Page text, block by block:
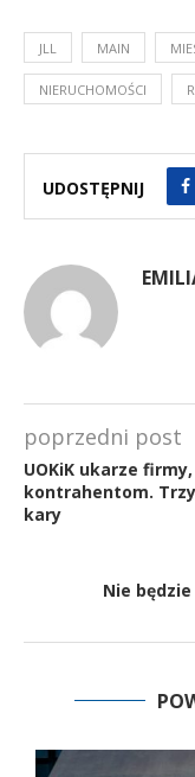
JLL MAIN
NIERUCHOMOŚCI
UDOSTĘPNIJ
poprzedni post
UOKiK ukarze
kontrahentom. Trzy
kary
Nie